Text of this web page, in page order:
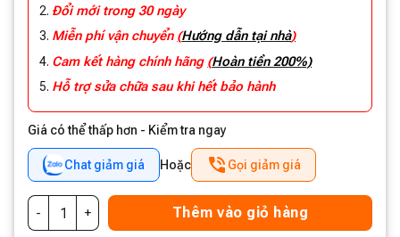
Đổi mới trong 30 ngày
Miễn phí vận chuyển (Hướng dẫn tại nhà)
Cam kết hàng chính hãng (Hoàn tiền 200%)
Hỗ trợ sửa chữa sau khi hết bảo hành
Giá có thể thấp hơn - Kiểm tra ngay
Chat giảm giá Hoặc Gọi giảm giá
Thêm vào giỏ hàng